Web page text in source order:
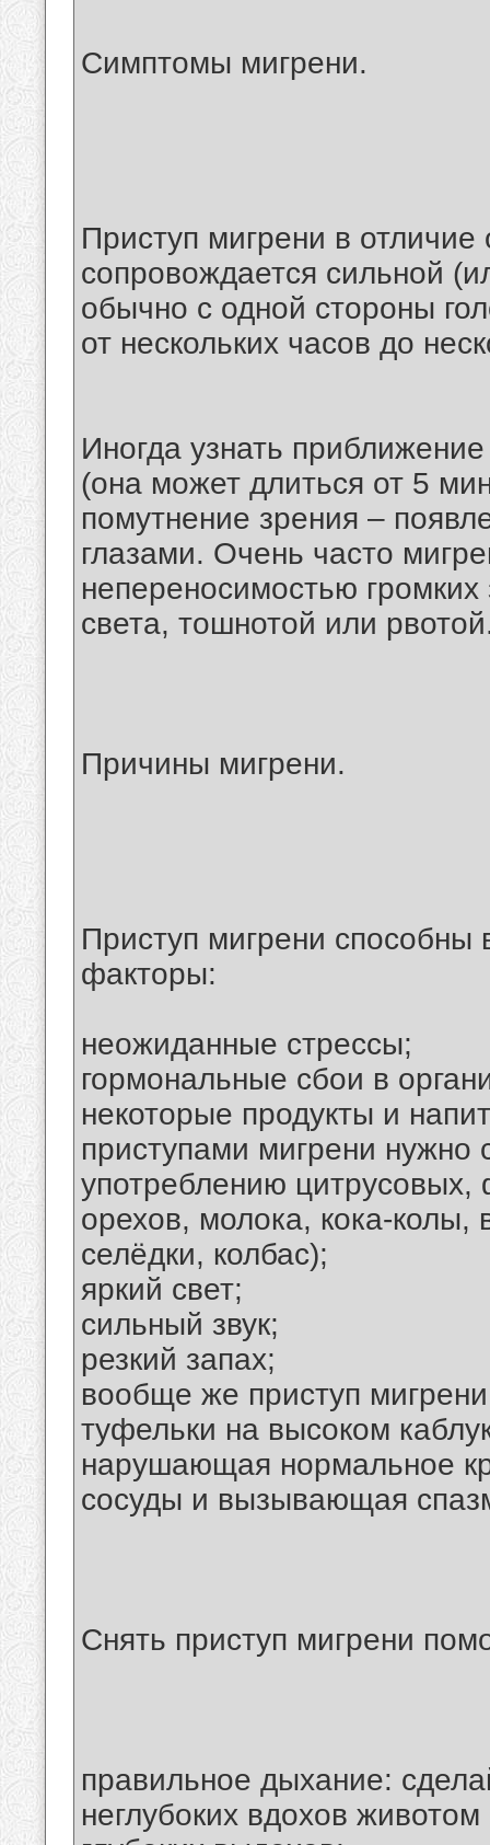
Симптомы мигрени.
Приступ мигрени в
сопровождается сильной
обычно с одной стороны
от нескольких часов до
Иногда узнать
(она может длиться от 5
помутнение зрения –
глазами. Очень часто
непереносимостью громких
света, тошнотой или
Причины мигрени.
Приступ мигрени
факторы:
неожиданные стрессы;
гормональные сбои в
некоторые продукты и
приступами мигрени нужно
употреблению цитрусовых,
орехов, молока, кока-
селёдки, колбас);
яркий свет;
сильный звук;
резкий запах;
вообще же приступ
туфельки на высоком
нарушающая нормальное
сосуды и вызывающая
Снять приступ мигрени
правильное дыхание:
неглубоких вдохов